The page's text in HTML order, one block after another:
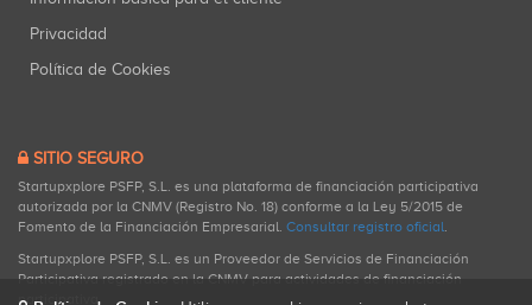
Privacidad
Política de Cookies
SITIO SEGURO
Startupxplore PSFP, S.L. es una plataforma de financiación participativa
autorizada por la CNMV (Registro No. 18) conforme a la Ley 5/2015 de
Fomento de la Financiación Empresarial. Consultar registro oficial.
Startupxplore PSFP, S.L. es un Proveedor de Servicios de Financiación
Participativa registrado en la CNMV para actividades de financiación
participativa.